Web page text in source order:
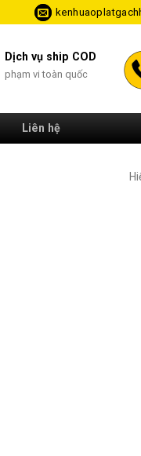
Dịch vụ ship COD
phạm vi toàn quốc
Liên hệ